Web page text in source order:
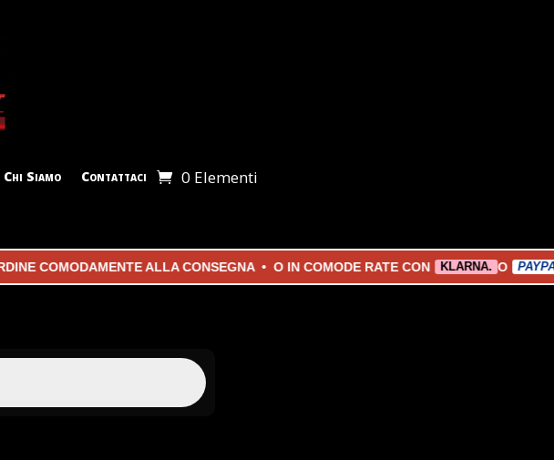
Chi Siamo Contattaci 0 Elementi
COMODAMENTE ALLA CONSEGNA • O IN COMODE RATE CON KLARNA. O PAYPAL